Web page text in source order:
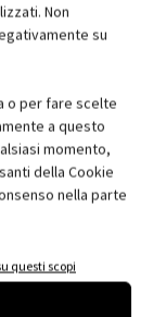
Non
su
o per fare scelte
a questo
momento,
della Cookie
nella parte
questi scopi